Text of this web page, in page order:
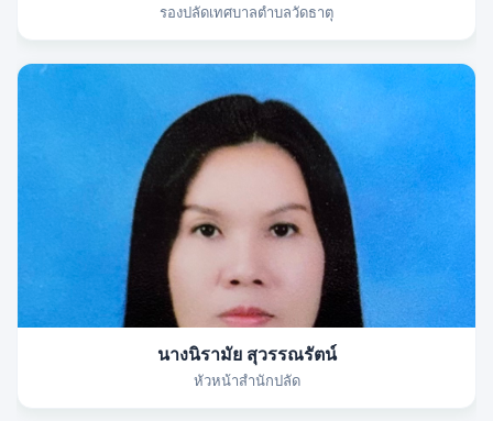
รองปลัดเทศบาลตำบลวัดธาตุ
นางนิรามัย สุวรรณรัตน์
หัวหน้าสำนักปลัด